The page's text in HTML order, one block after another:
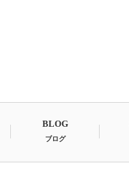
BLOG
ブログ